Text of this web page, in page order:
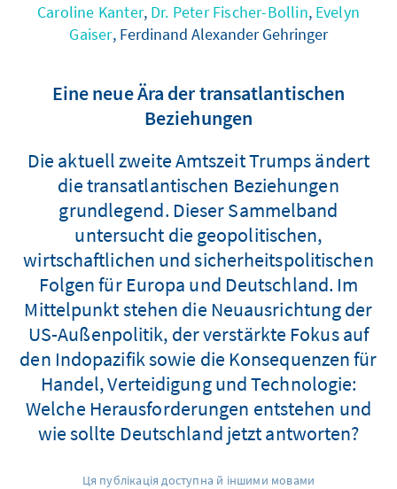
Caroline Kanter, Dr. Peter Fischer-Bollin, Evelyn
Gaiser, Ferdinand Alexander Gehringer
Eine neue Ära der transatlantischen
Beziehungen
Die aktuell zweite Amtszeit Trumps ändert
die transatlantischen Beziehungen
grundlegend. Dieser Sammelband
untersucht die geopolitischen,
wirtschaftlichen und sicherheitspolitischen
Folgen für Europa und Deutschland. Im
Mittelpunkt stehen die Neuausrichtung der
US-Außenpolitik, der verstärkte Fokus auf
den Indopazifik sowie die Konsequenzen für
Handel, Verteidigung und Technologie:
Welche Herausforderungen entstehen und
wie sollte Deutschland jetzt antworten?
Ця публікація доступна й іншими мовами